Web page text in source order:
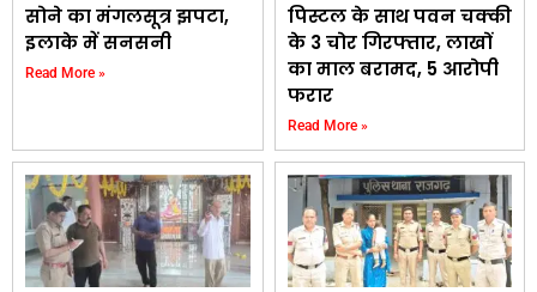
सोने का मंगलसूत्र झपटा,
इलाके में सनसनी
Read More »
पिस्टल के साथ पवन चक्की
के 3 चोर गिरफ्तार, लाखों
का माल बरामद, 5 आरोपी
फरार
Read More »